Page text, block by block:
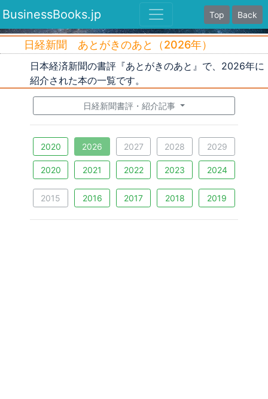
BusinessBooks.jp Top Back
日経新聞 あとがきのあと（2026年）
日本経済新聞の書評『あとがきのあと』で、2026年に
紹介された本の一覧です。
日経新聞書評・紹介記事
2020 2026 2027 2028 2029
2020 2021 2022 2023 2024
2015 2016 2017 2018 2019